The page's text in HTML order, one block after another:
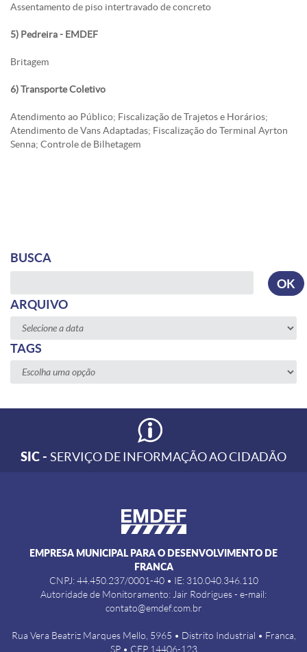
Assentamento de piso intertravado de concreto
5) Pedreira - EMDEF
Britagem
6) Transporte Coletivo
Atendimento ao Público; Fiscalização de Trajetos e Horários;
Atendimento de Vans Adaptadas; Fiscalização do Terminal Ayrton
Senna; Controle de Bilhetagem
BUSCA
OK
ARQUIVO
TAGS
SIC - SERVIÇO DE INFORMAÇÃO AO CIDADÃO
EMPRESA MUNICIPAL PARA O DESENVOLVIMENTO DE
FRANCA
CNPJ: 44.450.237/0001-40 • IE: 310.040.346.110
Autoridade de Monitoramento: Jair Rodrigues - e-mail:
contato@emdef.com.br
Rua Vera Beatriz Marques Mello, 5965 • Distrito Industrial • Franca,
SP • CEP 14406-123